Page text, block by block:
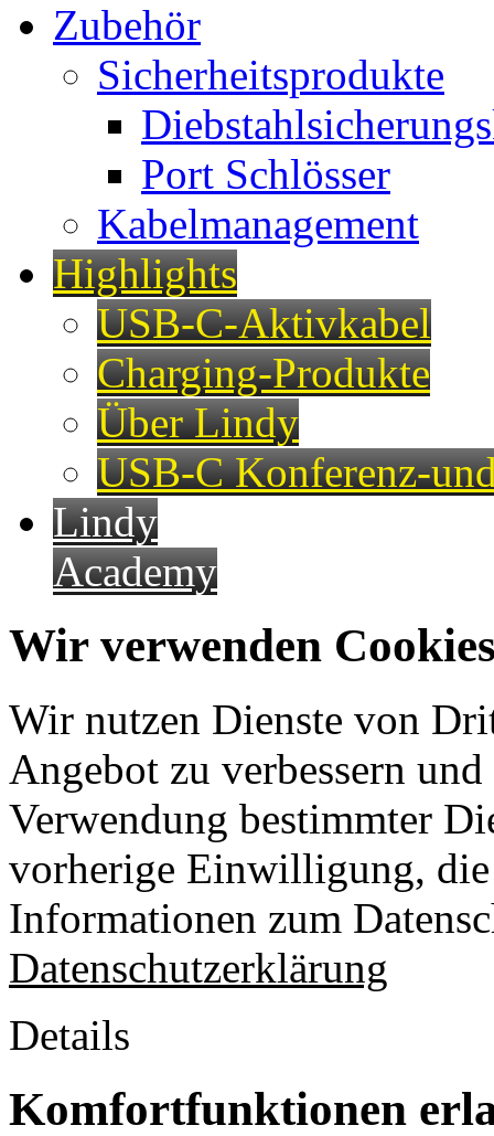
Zubehör
Sicherheitsprodukte
Port Schlösser
Kabelmanagement
Highlights
USB-C-Aktivkabel
Charging-Produkte
Über Lindy
USB-C Konferenz-
Lindy
Academy
Wir verwenden
Wir nutzen Dienste von
Angebot zu verbessern
Verwendung bestimmter
vorherige Einwilligung,
Informationen zum
Datenschutzerklärung
Details
Komfortfunktionen